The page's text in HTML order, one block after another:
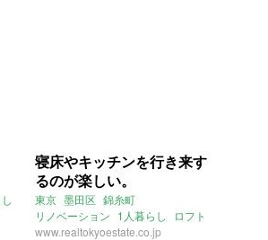
寝床やキッチンを行き来す
るのが楽しい。
東京 墨田区 錦糸町
リノベーション 1人暮らし
ロフト
www.realtokyoestate.co.jp